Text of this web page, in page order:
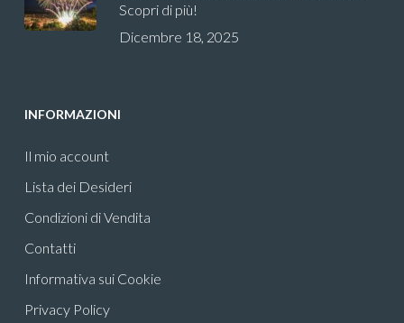
Scopri di più!
Dicembre 18, 2025
INFORMAZIONI
Il mio account
Lista dei Desideri
Condizioni di Vendita
Contatti
Informativa sui Cookie
Privacy Policy